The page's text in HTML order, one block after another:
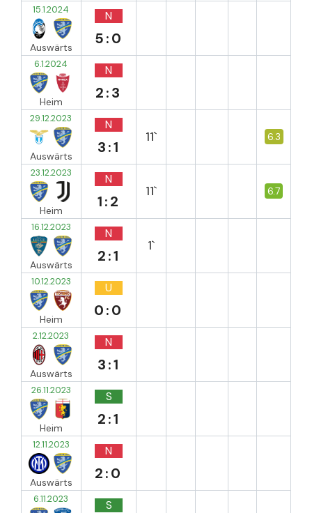
15.1.2024
Auswärts
N
5:0
6.1.2024
Heim
N
2:3
29.12.2023
Auswärts
N
3:1
11` 6.3
23.12.2023
Heim
N
1:2
11` 6.7
16.12.2023
Auswärts
N
2:1
1`
10.12.2023
Heim
U
0:0
2.12.2023
Auswärts
N
3:1
26.11.2023
Heim
S
2:1
12.11.2023
Auswärts
N
2:0
6.11.2023 S